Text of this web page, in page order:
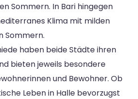
Sommern. In Bari hingegen
Klima mit milden
Sommern.
haben beide Städte ihren
bieten jeweils besondere
und Bewohner. Ob
Leben in Halle bevorzugst